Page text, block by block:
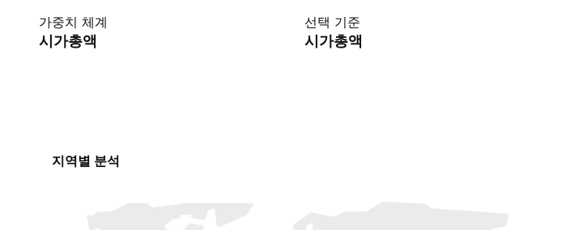
가중치 체계
시가총액
선택 기준
시가총액
지역별 분석